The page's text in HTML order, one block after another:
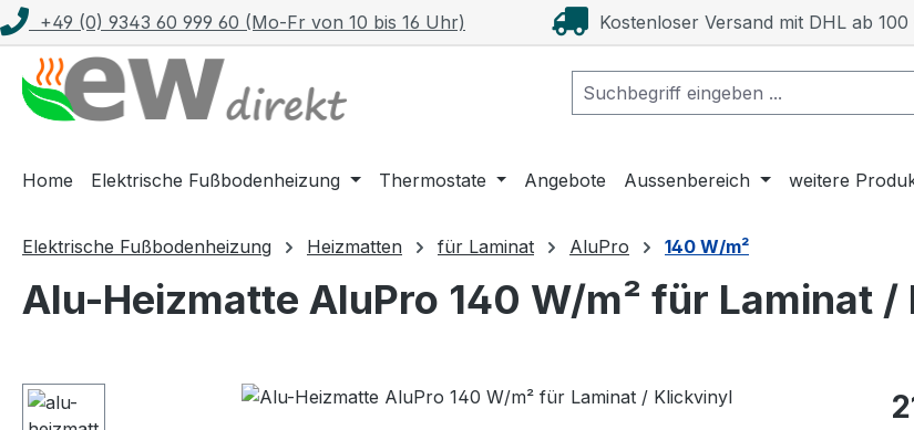
Hauptinhalt springen
Zur Suche springen
Zur Hauptnavigation springen
+49 (0) 9343 60 999 60 (Mo-Fr von 10 bis 16 Uhr) Kostenloser Versand mit DHL ab 100
Home Elektrische Fußbodenheizung Thermostate Angebote Aussenbereich weitere
Elektrische Fußbodenheizung Heizmatten für Laminat AluPro 140 W/m²
Alu-Heizmatte AluPro 140 W/m² für Laminat
Bildergalerie überspringen